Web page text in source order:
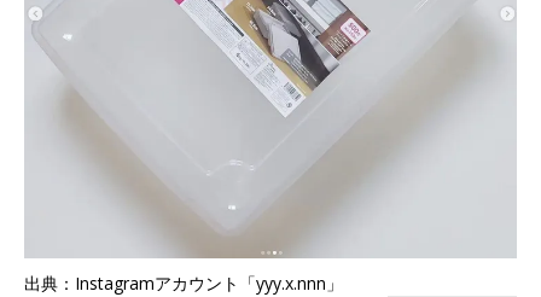
出典：Instagramアカウント「yyy.x.nnn」